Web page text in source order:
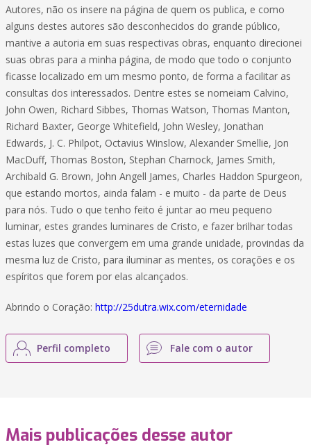
Autores, não os insere na página de quem os publica, e como
alguns destes autores são desconhecidos do grande público,
mantive a autoria em suas respectivas obras, enquanto direcionei
suas obras para a minha página, de modo que todo o conjunto
ficasse localizado em um mesmo ponto, de forma a facilitar as
consultas dos interessados. Dentre estes se nomeiam Calvino,
John Owen, Richard Sibbes, Thomas Watson, Thomas Manton,
Richard Baxter, George Whitefield, John Wesley, Jonathan
Edwards, J. C. Philpot, Octavius Winslow, Alexander Smellie, Jon
MacDuff, Thomas Boston, Stephan Charnock, James Smith,
Archibald G. Brown, John Angell James, Charles Haddon Spurgeon,
que estando mortos, ainda falam - e muito - da parte de Deus
para nós. Tudo o que tenho feito é juntar ao meu pequeno
luminar, estes grandes luminares de Cristo, e fazer brilhar todas
estas luzes que convergem em uma grande unidade, provindas da
mesma luz de Cristo, para iluminar as mentes, os corações e os
espíritos que forem por elas alcançados.
Abrindo o Coração: http://25dutra.wix.com/eternidade
Perfil completo Fale com o autor
Mais publicações desse autor